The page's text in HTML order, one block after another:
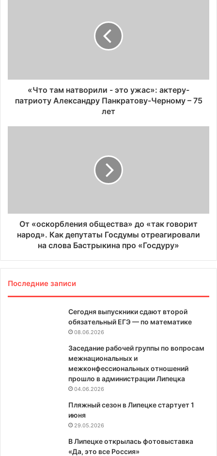
«Что там натворили - это ужас»: актеру-
патриоту Александру Панкратову-Черному – 75
лет
От «оскорбления общества» до «так говорит
народ». Как депутаты Госдумы отреагировали
на слова Бастрыкина про «Госдуру»
Последние записи
Сегодня выпускники сдают второй
обязательный ЕГЭ — по математике
08.06.2026
Заседание рабочей группы по вопросам
межнациональных и
межконфессиональных отношений
прошло в администрации Липецка
04.06.2026
Пляжный сезон в Липецке стартует 1
июня
29.05.2026
В Липецке открылась фотовыставка
«Да, это все Россия»